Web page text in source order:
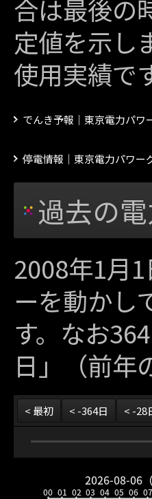
合は最後の
定値を示し
使用実績で
でんき予報｜東京電力パワ
停電情報｜東京電力パワー
過去の
2008年1月
ーを動かし
す。なお
日」（前年
< 最初 < -364日 < -28